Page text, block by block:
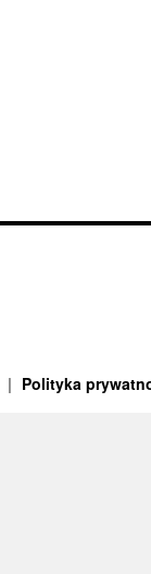
Polityka